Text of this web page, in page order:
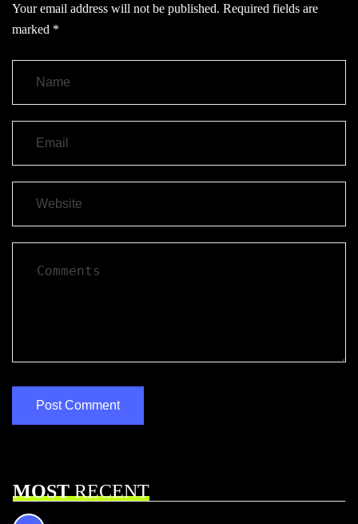
Your email address will not be published. Required fields are
marked *
MOSTRECENT